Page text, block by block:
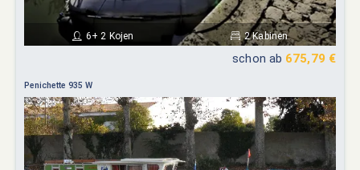
6+ 2 Kojen 2 Kabinen
schon ab 675,79 €
Penichette 935 W